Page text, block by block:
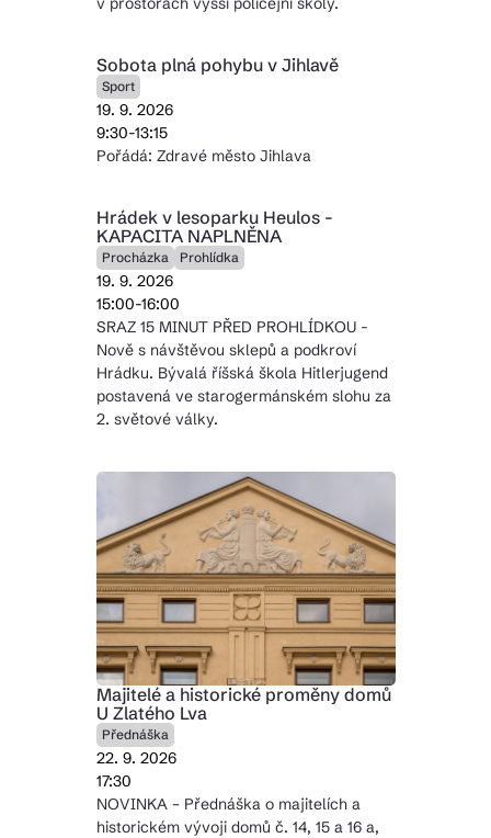
Sobota plná pohybu v Jihlavě
Sport
19. 9. 2026
9:30-13:15
Pořádá: Zdravé město Jihlava
Hrádek v lesoparku Heulos -
KAPACITA NAPLNĚNA
Procházka Prohlídka
19. 9. 2026
15:00-16:00
SRAZ 15 MINUT PŘED PROHLÍDKOU -
Nově s návštěvou sklepů a podkroví
Hrádku. Bývalá říšská škola Hitlerjugend
postavená ve starogermánském slohu za
2. světové války.
Majitelé a historické proměny domů
U Zlatého Lva
Přednáška
22. 9. 2026
17:30
NOVINKA – Přednáška o majitelích a
historickém vývoji domů č. 14, 15 a 16 a,